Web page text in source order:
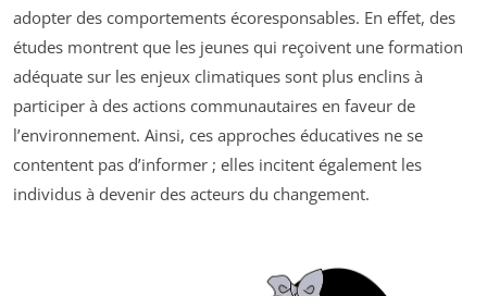
adopter des comportements écoresponsables. En effet, des
études montrent que les jeunes qui reçoivent une formation
adéquate sur les enjeux climatiques sont plus enclins à
participer à des actions communautaires en faveur de
l’environnement. Ainsi, ces approches éducatives ne se
contentent pas d’informer ; elles incitent également les
individus à devenir des acteurs du changement.